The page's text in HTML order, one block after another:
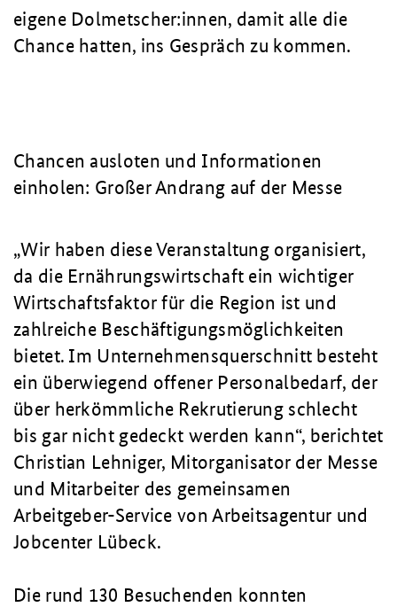
eigene Dolmetscher:innen, damit alle die
Chance hatten, ins Gespräch zu kommen.
Chancen ausloten und Informationen
einholen: Großer Andrang auf der Messe
Wir haben diese Veranstaltung organisiert,
da die Ernährungswirtschaft ein wichtiger
Wirtschaftsfaktor für die Region ist und
zahlreiche Beschäftigungsmöglichkeiten
bietet. Im Unternehmensquerschnitt besteht
ein überwiegend offener Personalbedarf, der
über herkömmliche Rekrutierung schlecht
bis gar nicht gedeckt werden kann , berichtet
Christian Lehniger, Mitorganisator der Messe
und Mitarbeiter des gemeinsamen
Arbeitgeber-Service von Arbeitsagentur und
Jobcenter Lübeck.
Die rund 130 Besuchenden konnten